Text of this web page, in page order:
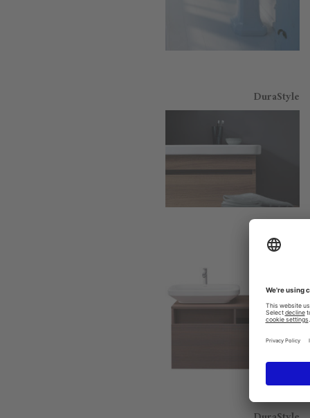
DuraStyle
DuraStyle